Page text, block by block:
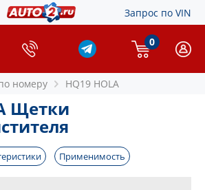
Запрос по VIN
0
номеру HQ19 HOLA
Щетки
Применимость